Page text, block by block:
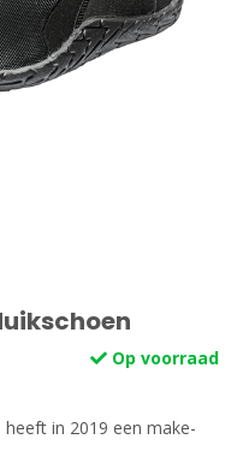
Op voorraad
in 2019 een make-